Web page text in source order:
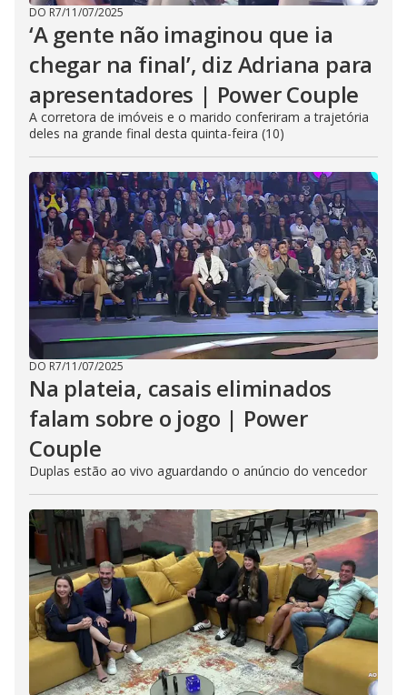
DO R7/11/07/2025
‘A gente não imaginou que ia
chegar na final’, diz Adriana para
apresentadores | Power Couple
A corretora de imóveis e o marido conferiram a trajetória
deles na grande final desta quinta-feira (10)
DO R7/11/07/2025
Na plateia, casais eliminados
falam sobre o jogo | Power
Couple
Duplas estão ao vivo aguardando o anúncio do vencedor